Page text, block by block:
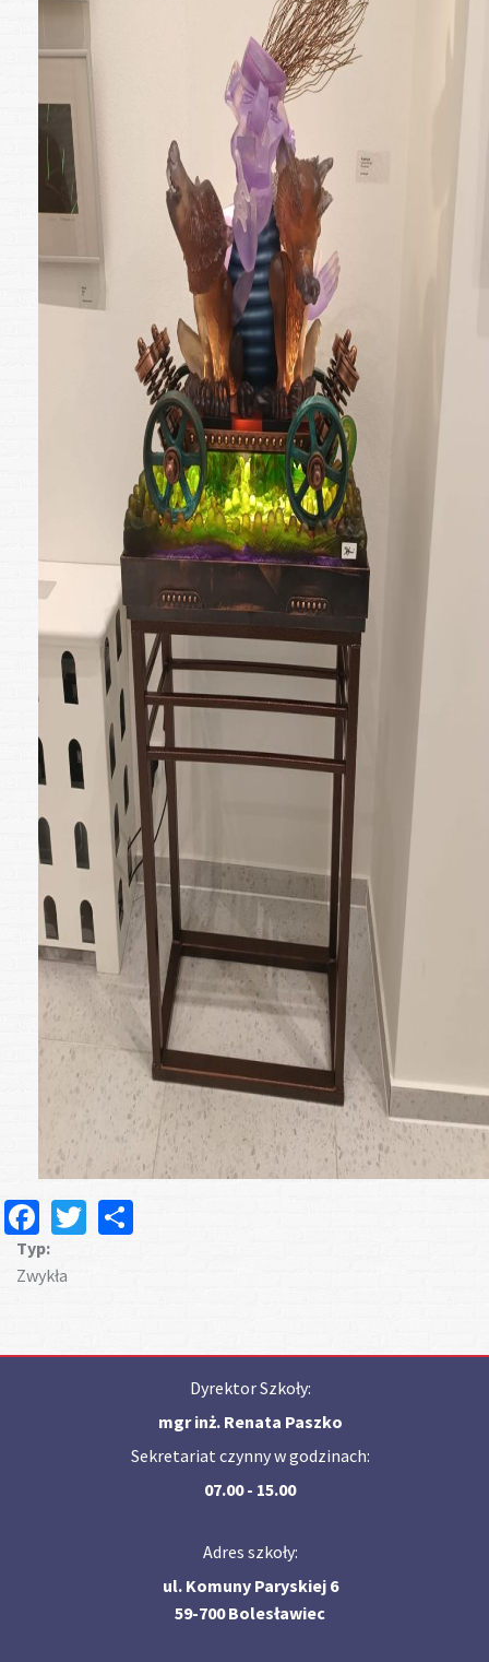
Facebook
Twitter
Typ:
Zwykła
Dyrektor Szkoły:
mgr inż. Renata Paszko
Sekretariat czynny w godzinach:
07.00 - 15.00
Adres szkoły:
ul. Komuny Paryskiej 6
59-700 Bolesławiec